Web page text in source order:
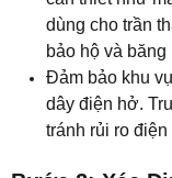
Dùng bút đánh
với xương trần
Bước 3:
Lắp Đặt